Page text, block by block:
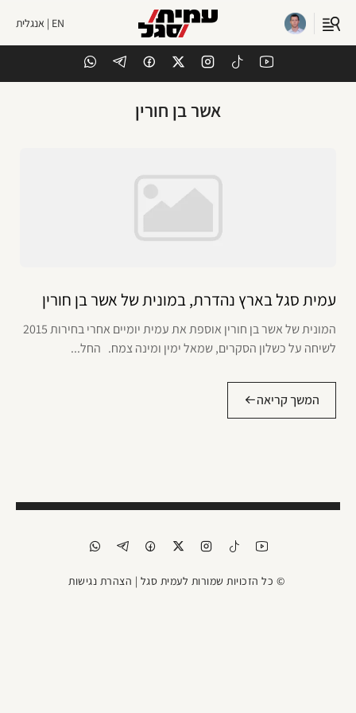
EN | אנגלית
אשר בן חורין
עמית סגל בארץ נהדרת, במונית של אשר בן חורין
המונית של אשר בן חורין אוספת את עמית יומיים אחרי בחירות 2015
לשיחה על כשלון הסקרים, שמאל ימין ומינה צמח. החל...
המשך קריאה
© כל הזכויות שמורות לעמית סגל | הצהרת נגישות